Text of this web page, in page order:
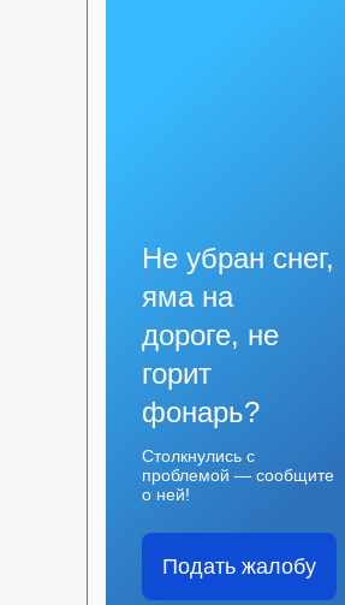
Не убран снег,
яма на
дороге, не
горит
фонарь?
Столкнулись с
проблемой — сообщите
о ней!
Подать жалобу